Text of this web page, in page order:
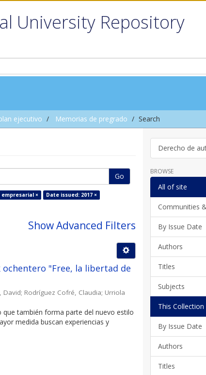
University Repository
ejecutivo Memorias de pregrado Search
Go
empresarial ×
Date issued: 2017 ×
Show Advanced Filters
"Free, la libertad de
David; Rodríguez Cofré, Claudia; Urriola
que también forma parte del nuevo estilo
medida buscan experiencias y
Derecho de
BROWSE
All of site
Communities
By Issue Date
Authors
Titles
Subjects
This Collection
By Issue Date
Authors
Titles